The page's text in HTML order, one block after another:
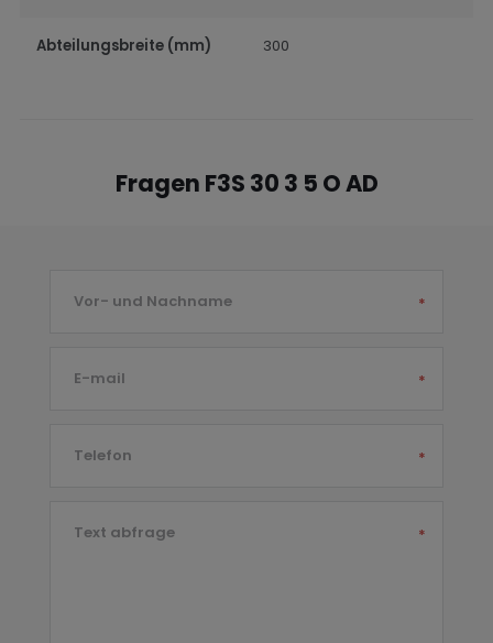
Abteilungsbreite (mm) 300
Fragen F3S 30 3 5 O AD
Vor- und Nachname *
E-mail *
Telefon *
Text abfrage *